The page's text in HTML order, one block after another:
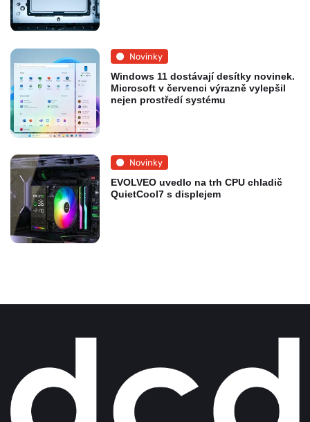
Novinky
Windows 11 dostávají desítky novinek.
Microsoft v červenci výrazně vylepšil
nejen prostředí systému
Novinky
EVOLVEO uvedlo na trh CPU chladič
QuietCool7 s displejem